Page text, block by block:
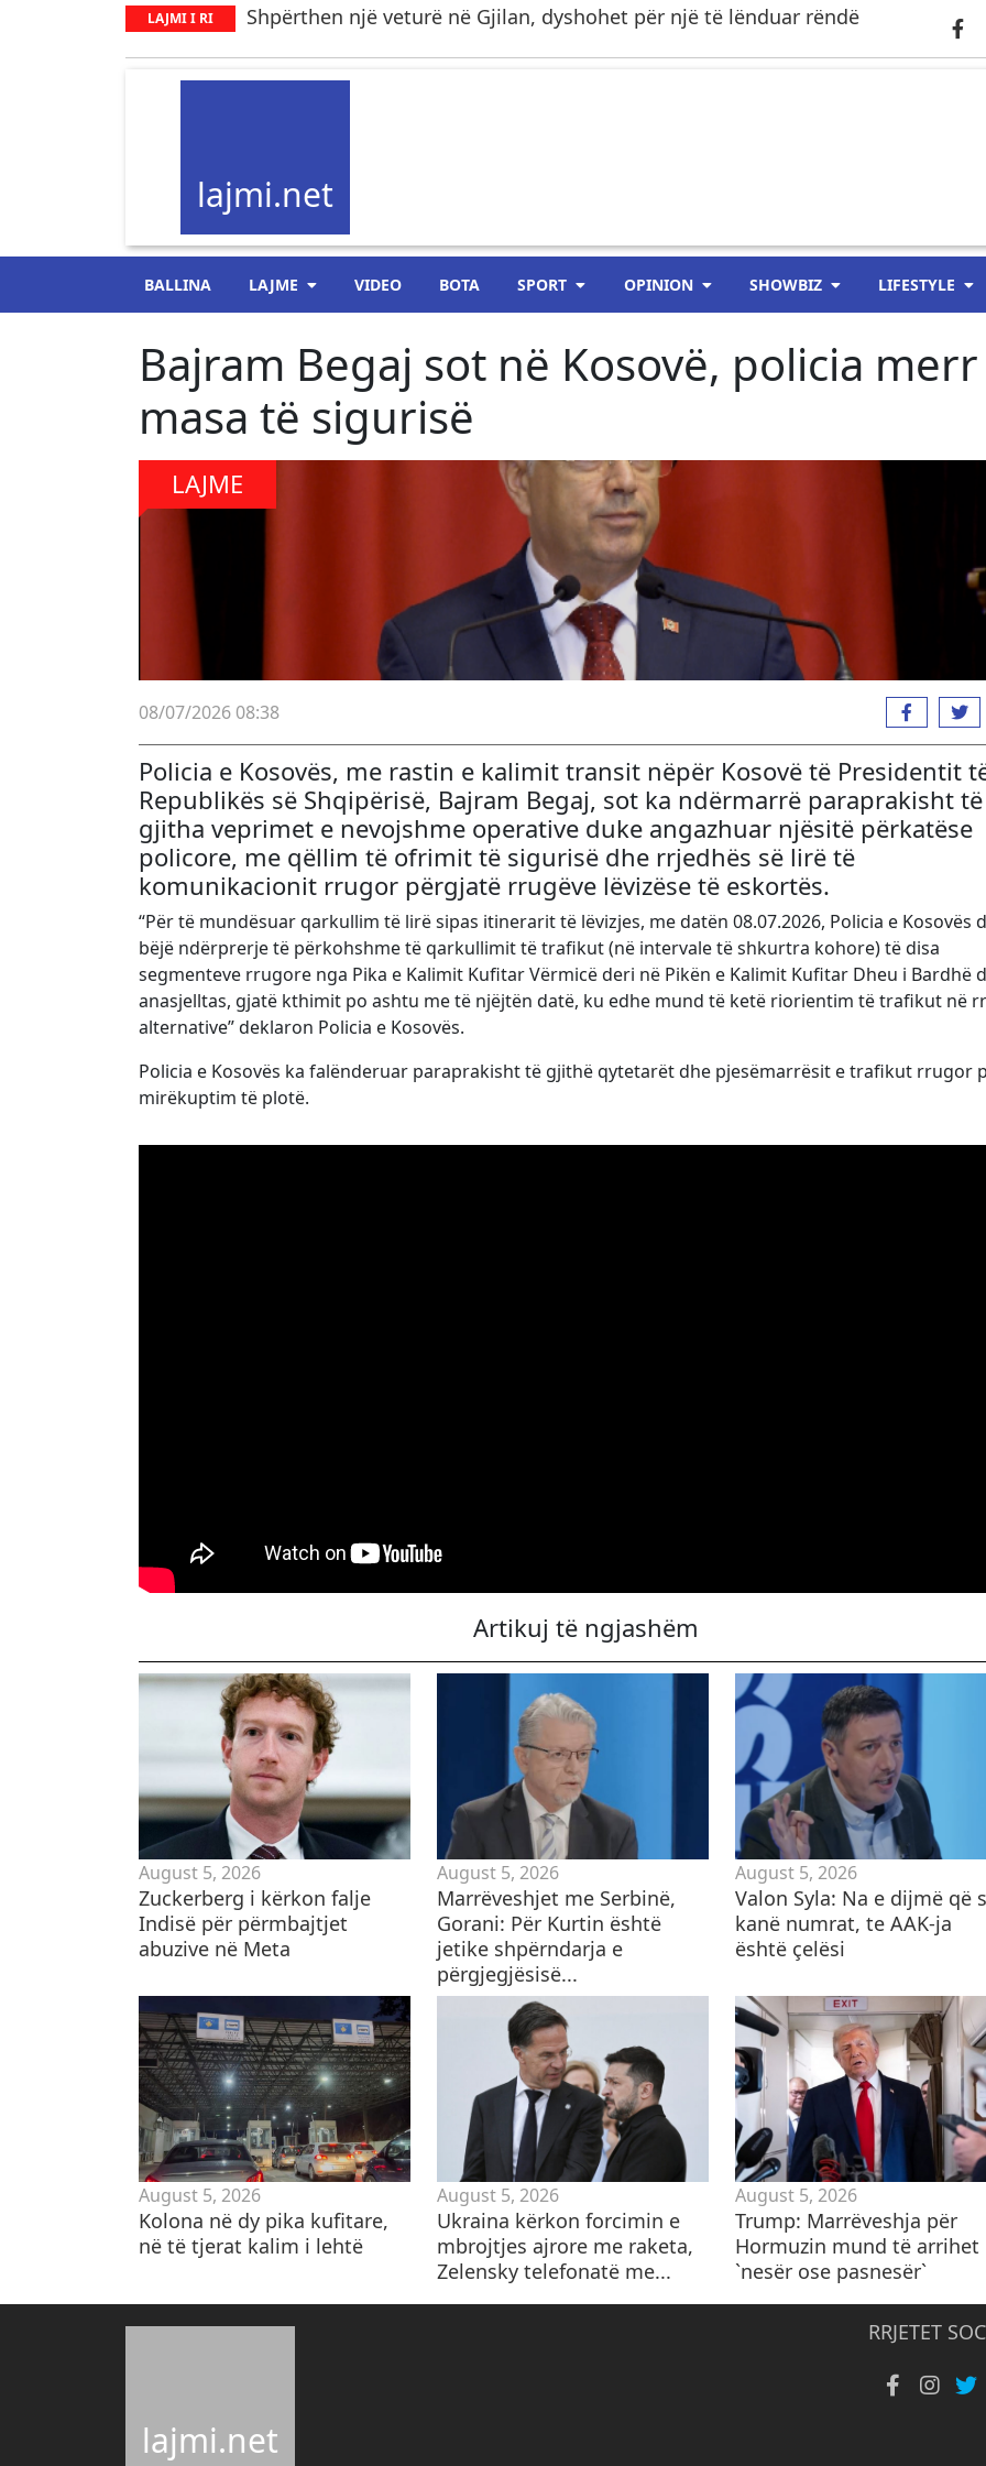
LAJMI I RI Shpërthen një veturë në Gjilan, dyshohet për një të lënduar rëndë
lajmi.net
BALLINA LAJME VIDEO BOTA SPORT OPINION SHOWBIZ LIFESTYLE
Bajram Begaj sot në Kosovë, policia merr
masa të sigurisë
LAJME
08/07/2026 08:38
Policia e Kosovës, me rastin e kalimit transit nëpër Kosovë të Presidentit
Republikës së Shqipërisë, Bajram Begaj, sot ka ndërmarrë paraprakisht të
gjitha veprimet e nevojshme operative duke angazhuar njësitë përkatëse
policore, me qëllim të ofrimit të sigurisë dhe rrjedhës së lirë të
komunikacionit rrugor përgjatë rrugëve lëvizëse të eskortës.
“Për të mundësuar qarkullim të lirë sipas itinerarit të lëvizjes, me datën 08.07.2026, Policia e Kosovës
bëjë ndërprerje të përkohshme të qarkullimit të trafikut (në intervale të shkurtra kohore) të disa
segmenteve rrugore nga Pika e Kalimit Kufitar Vërmicë deri në Pikën e Kalimit Kufitar Dheu i Bardhë
anasjelltas, gjatë kthimit po ashtu me të njëjtën datë, ku edhe mund të ketë riorientim të trafikut në
alternative” deklaron Policia e Kosovës.
Policia e Kosovës ka falënderuar paraprakisht të gjithë qytetarët dhe pjesëmarrësit e trafikut rrugor
mirëkuptim të plotë.
Artikuj të ngjashëm
August 5, 2026
Zuckerberg i kërkon falje
Indisë për përmbajtjet
abuzive në Meta
August 5, 2026
Marrëveshjet me Serbinë,
Gorani: Për Kurtin është
jetike shpërndarja e
përgjegjësisë...
August 5, 2026
Valon Syla: Na e dijmë që
kanë numrat, te AAK-ja
është çelësi
August 5, 2026
Kolona në dy pika kufitare,
në të tjerat kalim i lehtë
August 5, 2026
Ukraina kërkon forcimin e
mbrojtjes ajrore me raketa,
Zelensky telefonatë me...
August 5, 2026
Trump: Marrëveshja për
Hormuzin mund të arrihet
`nesër ose pasnesër`
lajmi.net
RRJETET